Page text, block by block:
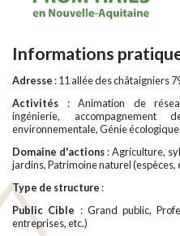
Informations
Adresse : 11 allée des châtaigniers
Activités : Animation de
ingénierie,
environnementale, Génie
Domaine d'actions : Agriculture,
jardins, Patrimoine naturel (espèces,
Type de structure :
Public Cible : Grand public,
entreprises, etc.)